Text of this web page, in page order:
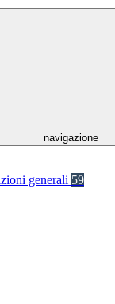
navigazione
generali 59